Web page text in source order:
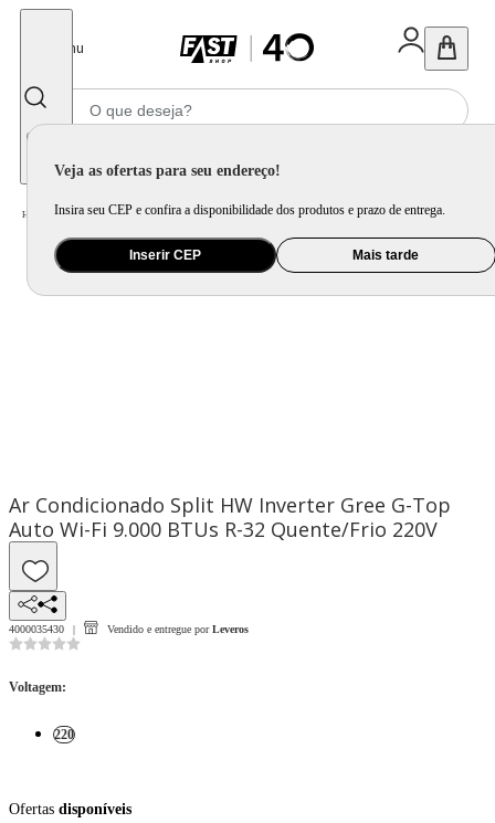
Menu
Veja as ofertas para seu endereço!
Insira seu CEP e confira a disponibilidade dos produtos e prazo de entrega.
Inserir CEP Mais tarde
Home Ar e Ventilação / Ar Condicionado
Ar Condicionado Split HW Inverter Gree G-Top
Auto Wi-Fi 9.000 BTUs R-32 Quente/Frio 220V
4000035430 Vendido e entregue por Leveros
Voltagem:
220
Ofertas disponíveis